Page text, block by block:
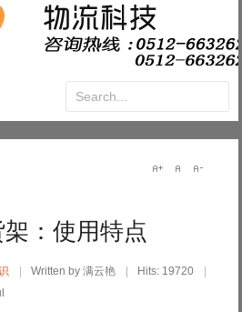
：使用特点
Written by 满云艳
Hits: 19720